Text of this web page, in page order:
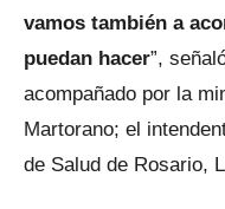
vamos también a
puedan hacer”,
acompañado por la
Martorano; el
de Salud de Rosario,